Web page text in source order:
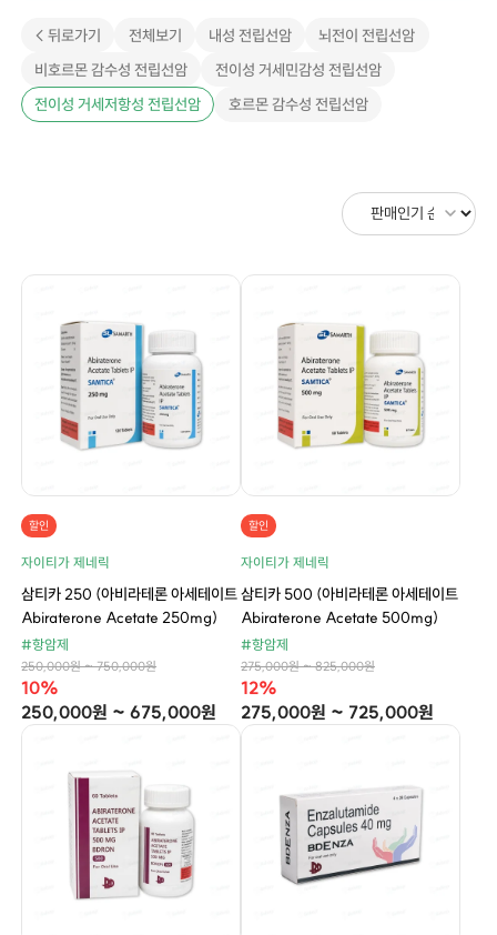
< 뒤로가기 전체보기 내성 전립선암
뇌전이 전립선암
비호르몬 감수성 전립선암
전이성 거세민감성 전립선암
전이성 거세저항성 전립선암
호르몬 감수성 전립선암
할인
자이티가 제네릭
삼티카 250 (아비라테론 아세테이트
Abiraterone Acetate 250mg)
#항암제
250,000원 ~ 750,000원
10%
250,000원 ~ 675,000원
할인
자이티가 제네릭
삼티카 500 (아비라테론 아세테이트
Abiraterone Acetate 500mg)
#항암제
275,000원 ~ 825,000원
12%
275,000원 ~ 725,000원